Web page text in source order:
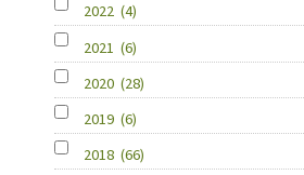
2022 (4)
2021 (6)
2020 (28)
2019 (6)
2018 (66)